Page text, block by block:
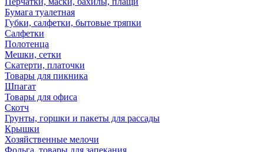
Бумага туалетная
Губки, салфетки, бытовые тряпки
Салфетки
Полотенца
Мешки, сетки
Скатерти, платочки
Товары для пикника
Шпагат
Товары для офиса
Скотч
Грунты, горшки и пакеты для рассады
Крышки
Хозяйственные мелочи
Фольга, товары для запекания